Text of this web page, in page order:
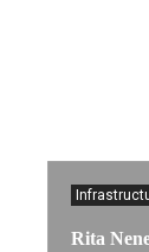
Rita